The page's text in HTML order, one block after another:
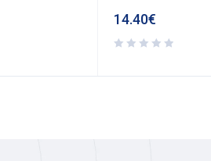
14.40€